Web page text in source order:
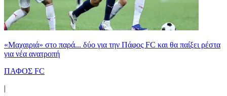
«Μαχαιριά» στο παρά... δύο για την Πάφος FC και θα παίξει ρέστα
για νέα ανατροπή
ΠΑΦΟΣ FC
|